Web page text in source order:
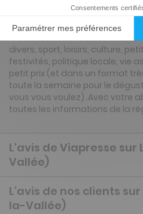
A la fois utile et convivial, il
traitant l’actualité des
divers, sport, loisirs, culture,
festivités, politique locale, vie
petit prix (et dans un format
toute la semaine pour le
vous vous voulez) .Avec votre
toutes les informations de la
L'avis de Viapresse
Vallée)
L'avis de nos clients
la-Vallée)